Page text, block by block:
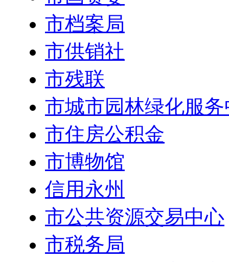
市档案局
市供销社
市残联
市城市园林绿化服
市住房公积金
市博物馆
信用永州
市公共资源交易中心
市税务局